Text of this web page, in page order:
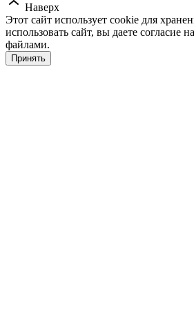
Наверх
Этот сайт использует cookie для
использовать сайт, вы даете согласие
файлами.
Принять